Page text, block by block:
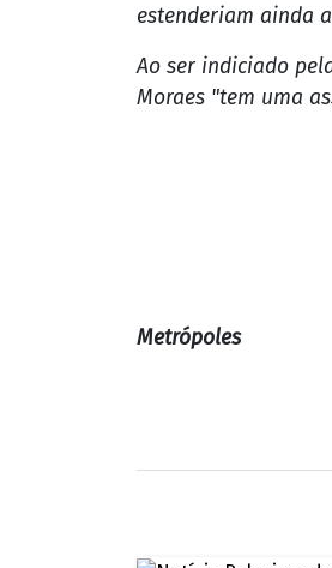
estenderiam ainda
Ao ser indiciado
Moraes "tem uma
Metrópoles